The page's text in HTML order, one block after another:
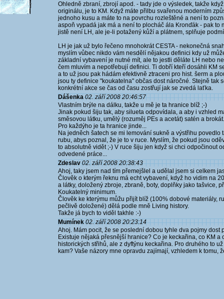
Ohledně zbraní, zbrojí apod. - tady jde o výsledek, takže
originálu, je to KM. Když máte přilbu svařenou moderním
jednoho kusu a máte to na povrchu rozleštěné a není to
aspoň vypadá jak má a není to plocháč ála Kronďák - pak to
jistě není LH, ale je-li potažený kůží a plátnem, splňuje
LH je jak už bylo řečeno mnohokrát CESTA - nekonečná
myslím vůbec nikdo vám nesdělí nějakou definici kdy už
základní vybavení je nutné mít, ale to jestli děláte LH nebo
čem mluvím a nepotřebují definici. Ti dobří kteří dosáhli KM
a to už jsou pak hádám efektivně ztraceni pro hist. šerm a
jsou ty definice "koukatelna" občas dost náročné. Stejně tak
konkrétní akce se čas od času zostřují jak se zvedá laťka.
Dášenka 02. září 2008 20:46:57
Vlastním brýle na dálku, takže u mě je ta hranice blíž ;-)
Jinak pokud šiju tak, aby silueta odpovídala, a aby i vzhled
směsovou látku, umělý (rozuměj PEs a acetát) satén a
Pro každýho je ta hranice jinde...
Na jedněch šatech se mi lemování sukně a výstřihu povedlo
rubu, abys poznal, že je to v ruce. Myslím, že pokud jsou
to absolutně vidět ;-) V ruce šiju jen když si chci odpočinout
odvedené práce...
Zdeslav 02. září 2008 20:38:43
Ahoj, taky jsem nad tím přemejšlel a udělal jsem si celkem
Člověk o kterým řeknu má echt vybavení, když ho vidim na
a látky, doložený zbroje, zbraně, boty, doplňky jako tašvice,
Koukatelný minimum.
Člověk ke kterýmu můžu přijít blíž (100% dobové materiály,
pečlivě doložené) dělá podle mně Living history.
Takže já bych to viděl takhle :-)
Mumínek 02. září 2008 20:23:14
Ahoj. Mám pocit, že se poslední dobou tyhle dva pojmy
Existuje nějaká přesnější hranice? Co je keckařina, co KM
historických střihů, ale z dyftýnu keckařina. Pro druhého to
kam? Vaše názory mne opravdu zajímají, vzhledem k tomu,